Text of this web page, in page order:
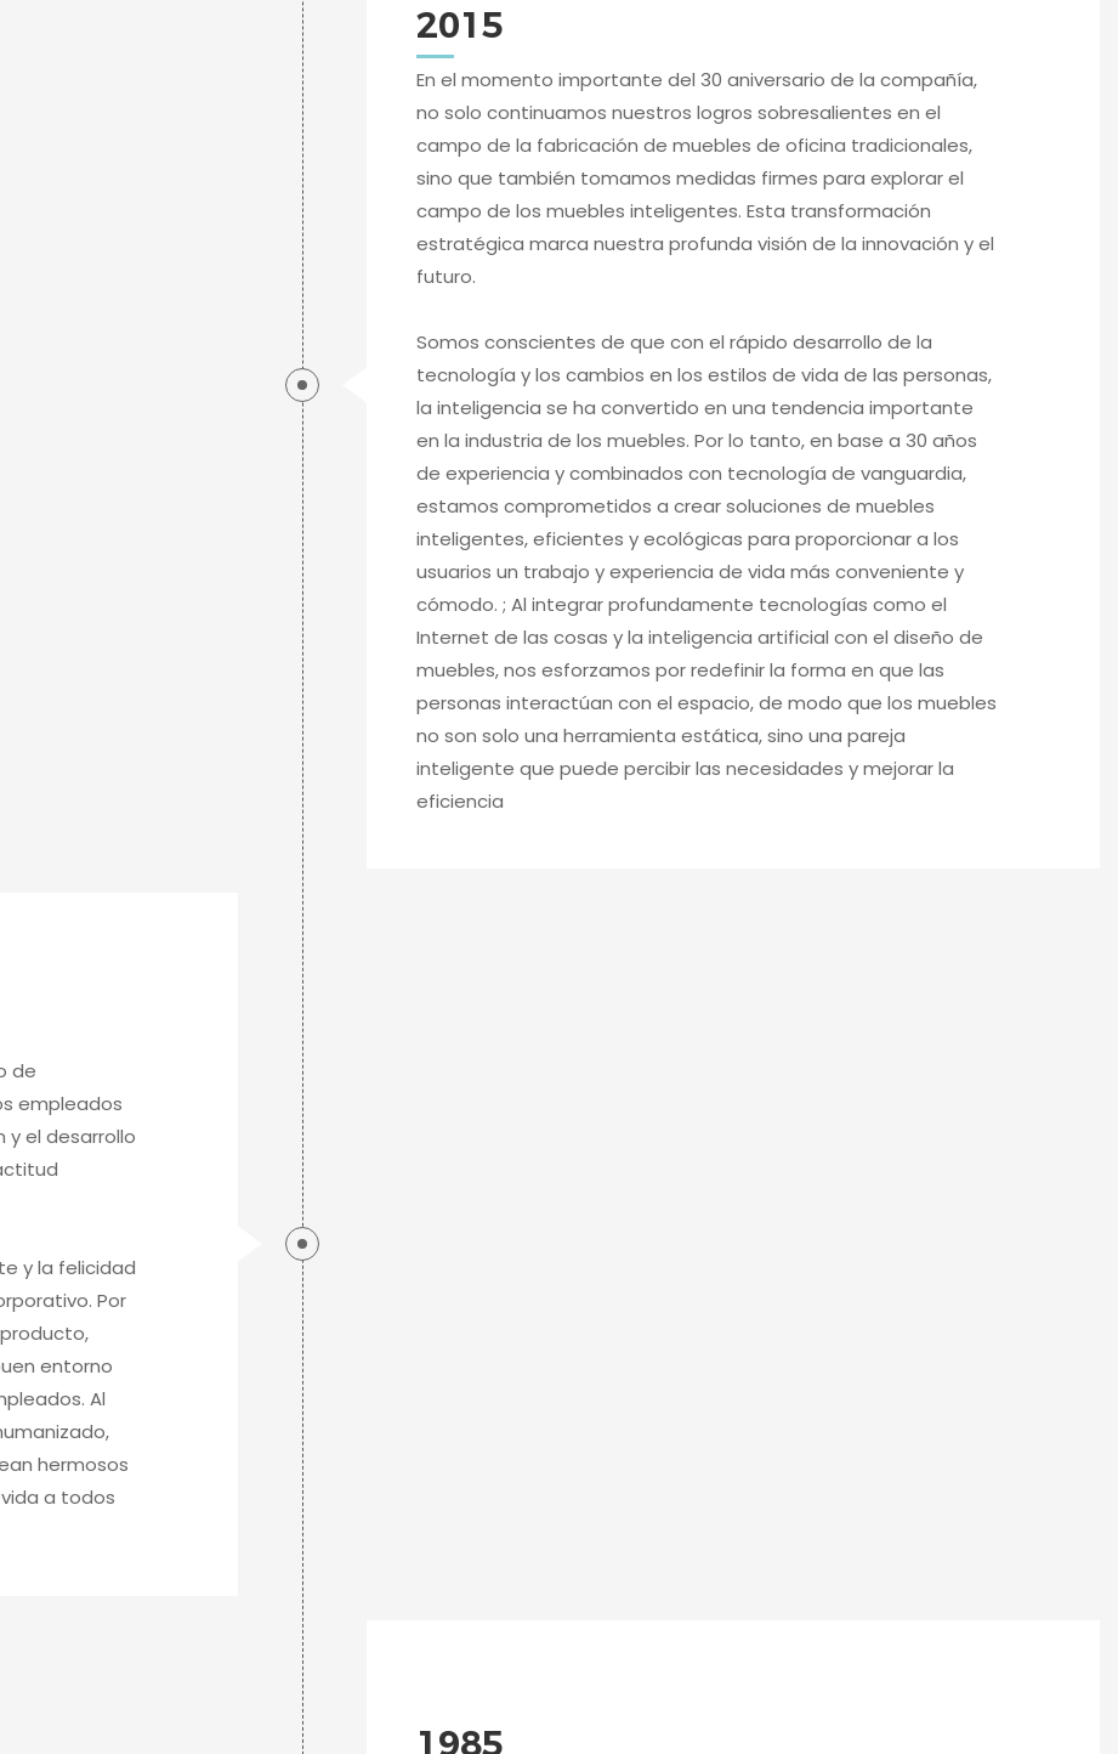
2015
En el momento importante del 30 aniversario de la compañía,
no solo continuamos nuestros logros sobresalientes en el
campo de la fabricación de muebles de oficina tradicionales,
sino que también tomamos medidas firmes para explorar el
campo de los muebles inteligentes. Esta transformación
estratégica marca nuestra profunda visión de la innovación y el
futuro.
Somos conscientes de que con el rápido desarrollo de la
tecnología y los cambios en los estilos de vida de las personas,
la inteligencia se ha convertido en una tendencia importante
en la industria de los muebles. Por lo tanto, en base a 30 años
de experiencia y combinados con tecnología de vanguardia,
estamos comprometidos a crear soluciones de muebles
inteligentes, eficientes y ecológicas para proporcionar a los
usuarios un trabajo y experiencia de vida más conveniente y
cómodo. ; Al integrar profundamente tecnologías como el
Internet de las cosas y la inteligencia artificial con el diseño de
muebles, nos esforzamos por redefinir la forma en que las
personas interactúan con el espacio, de modo que los muebles
no son solo una herramienta estática, sino una pareja
inteligente que puede percibir las necesidades y mejorar la
eficiencia
de
empleados
y el desarrollo
y la felicidad
Por
entorno
Al
hermosos
a todos
1985